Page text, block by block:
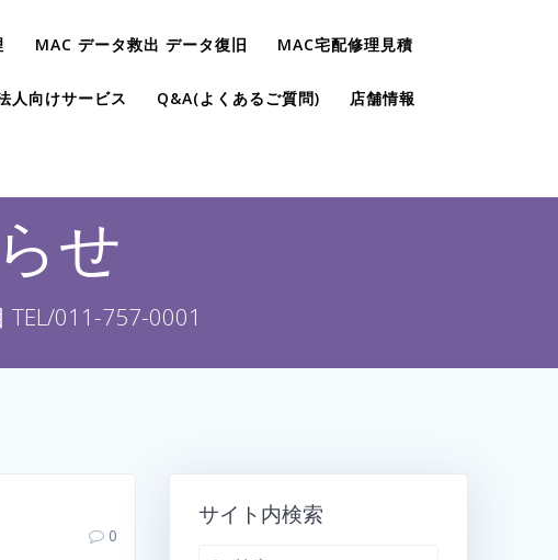
MAC データ救出 データ復旧 MAC宅配修理見積
人向けサービス Q&A(よくあるご質問) 店舗情報
せ
011-757-0001
0
サイト内検索